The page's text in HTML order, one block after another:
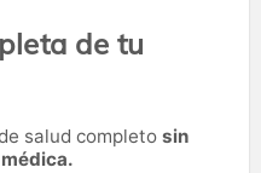
de tu
salud completo sin